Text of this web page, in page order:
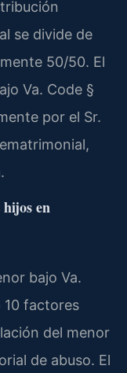
se divide de
50/50. El
Va. Code §
por el Sr.
hijos en
bajo Va.
10 factores
del menor
de abuso. El